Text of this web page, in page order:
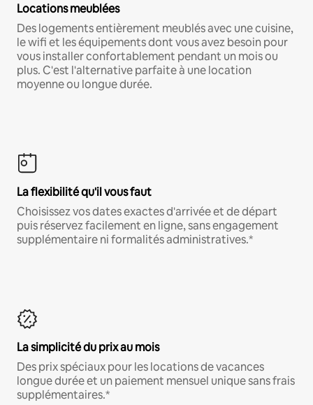
Locations meublées
Des logements entièrement meublés avec une cuisine,
le wifi et les équipements dont vous avez besoin pour
vous installer confortablement pendant un mois ou
plus. C'est l'alternative parfaite à une location
moyenne ou longue durée.
La flexibilité qu'il vous faut
Choisissez vos dates exactes d'arrivée et de départ
puis réservez facilement en ligne, sans engagement
supplémentaire ni formalités administratives.*
La simplicité du prix au mois
Des prix spéciaux pour les locations de vacances
longue durée et un paiement mensuel unique sans frais
supplémentaires.*